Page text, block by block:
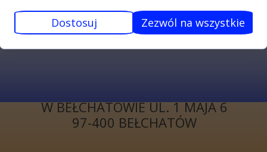
(dla klas III)
KONTAKT
W BEŁCHATOWIE UL. 1 MAJA 6
97-400 BEŁCHATÓW
Dostosuj Zezwól na wszystkie